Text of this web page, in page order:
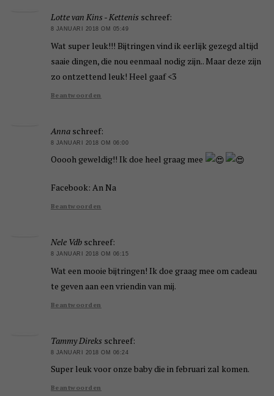
Lotte van Kins - Kettenis schreef:
8 JANUARI 2018 OM 05:49
Wat super leuk!!! Bijtringen vind ik eerlijk gezegd altijd
saaie dingen, die nou eenmaal nodig zijn.. Maar deze zijn
zo ontzettend leuk! Heel gaaf <3
Beantwoorden
Anna schreef:
8 JANUARI 2018 OM 06:00
Ooooh geweldig!! Ik doe heel graag mee
Facebook: An Na
Beantwoorden
Nele Vdb schreef:
8 JANUARI 2018 OM 06:15
Wat een mooie bijtringen! Ik doe graag mee om cadeau
te geven aan een vriendin van mij.
Beantwoorden
Tammy Direks schreef:
8 JANUARI 2018 OM 06:24
Super leuk voor onze baby die in februari zal komen.
Beantwoorden